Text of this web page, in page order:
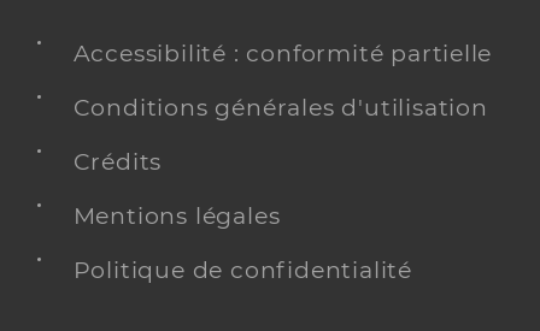
Accessibilité : conformité partielle
Conditions générales d'utilisation
Crédits
Mentions légales
Politique de confidentialité